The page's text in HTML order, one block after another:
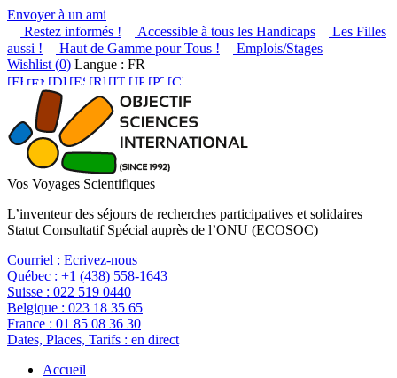
Envoyer à un ami
Restez informés !
Accessible à tous les Handicaps
Les Filles
aussi !
Haut de Gamme pour Tous !
Emplois/Stages
Wishlist (0) Langue : FR
Vos Voyages Scientifiques
L’inventeur des séjours de recherches participatives et solidaires
Statut Consultatif Spécial auprès de l’ONU (ECOSOC)
Courriel : Ecrivez-nous
Québec : +1 (438) 558-1643
Suisse : 022 519 0440
Belgique : 023 18 35 65
France : 01 85 08 36 30
Dates, Places, Tarifs : en direct
Accueil